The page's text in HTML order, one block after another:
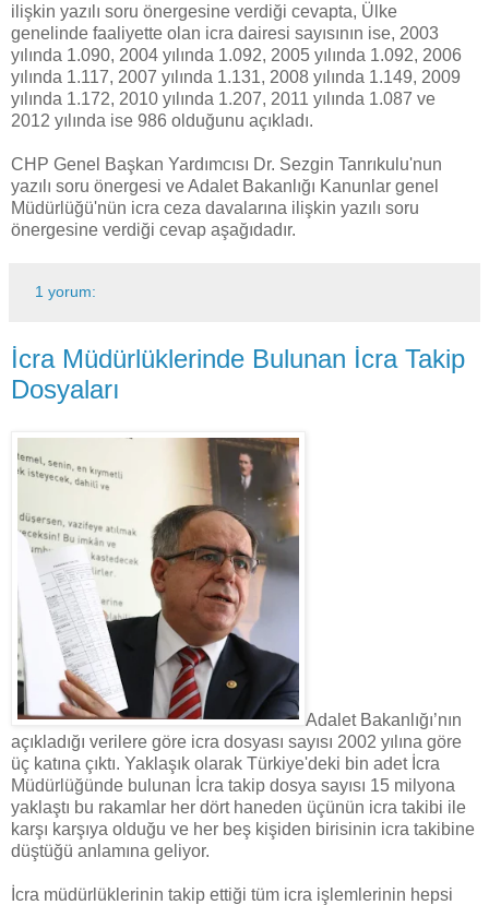
ilişkin yazılı soru önergesine verdiği cevapta, Ülke
genelinde faaliyette olan icra dairesi sayısının ise, 2003
yılında 1.090, 2004 yılında 1.092, 2005 yılında 1.092, 2006
yılında 1.117, 2007 yılında 1.131, 2008 yılında 1.149, 2009
yılında 1.172, 2010 yılında 1.207, 2011 yılında 1.087 ve
2012 yılında ise 986 olduğunu açıkladı.
CHP Genel Başkan Yardımcısı Dr. Sezgin Tanrıkulu'nun
yazılı soru önergesi ve Adalet Bakanlığı Kanunlar genel
Müdürlüğü'nün icra ceza davalarına ilişkin yazılı soru
önergesine verdiği cevap aşağıdadır.
1 yorum:
İcra Müdürlüklerinde Bulunan İcra Takip
Dosyaları
Adalet Bakanlığı’nın
açıkladığı verilere göre icra dosyası sayısı 2002 yılına göre
üç katına çıktı. Yaklaşık olarak Türkiye'deki bin adet İcra
Müdürlüğünde bulunan İcra takip dosya sayısı 15 milyona
yaklaştı bu rakamlar her dört haneden üçünün icra takibi ile
karşı karşıya olduğu ve her beş kişiden birisinin icra takibine
düştüğü anlamına geliyor.
İcra müdürlüklerinin takip ettiği tüm icra işlemlerinin hepsi